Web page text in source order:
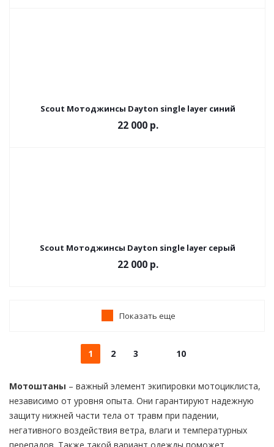
Scout Мотоджинсы Dayton single layer синий
22 000 р.
Scout Мотоджинсы Dayton single layer серый
22 000 р.
Показать еще
1 2 3 10
Мотоштаны – важный элемент экипировки мотоциклиста,
независимо от уровня опыта. Они гарантируют надежную
защиту нижней части тела от травм при падении,
негативного воздействия ветра, влаги и температурных